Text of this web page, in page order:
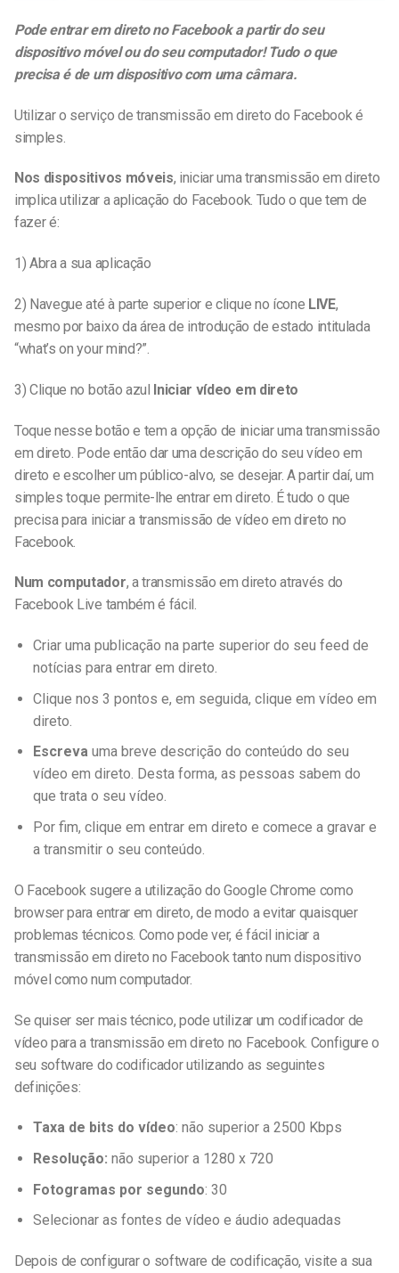
Pode entrar em direto no Facebook a partir do seu
dispositivo móvel ou do seu computador! Tudo o que
precisa é de um dispositivo com uma câmara.
Utilizar o serviço de transmissão em direto do Facebook é
simples.
Nos dispositivos móveis, iniciar uma transmissão em direto
implica utilizar a aplicação do Facebook. Tudo o que tem de
fazer é:
1) Abra a sua aplicação
2) Navegue até à parte superior e clique no ícone LIVE,
mesmo por baixo da área de introdução de estado intitulada
“what’s on your mind?”.
3) Clique no botão azul Iniciar vídeo em direto
Toque nesse botão e tem a opção de iniciar uma transmissão
em direto. Pode então dar uma descrição do seu vídeo em
direto e escolher um público-alvo, se desejar. A partir daí, um
simples toque permite-lhe entrar em direto. É tudo o que
precisa para iniciar a transmissão de vídeo em direto no
Facebook.
Num computador, a transmissão em direto através do
Facebook Live também é fácil.
Criar uma publicação na parte superior do seu feed de
notícias para entrar em direto.
Clique nos 3 pontos e, em seguida, clique em vídeo em
direto.
Escreva uma breve descrição do conteúdo do seu
vídeo em direto. Desta forma, as pessoas sabem do
que trata o seu vídeo.
Por fim, clique em entrar em direto e comece a gravar e
a transmitir o seu conteúdo.
O Facebook sugere a utilização do Google Chrome como
browser para entrar em direto, de modo a evitar quaisquer
problemas técnicos. Como pode ver, é fácil iniciar a
transmissão em direto no Facebook tanto num dispositivo
móvel como num computador.
Se quiser ser mais técnico, pode utilizar um codificador de
vídeo para a transmissão em direto no Facebook. Configure o
seu software do codificador utilizando as seguintes
definições:
Taxa de bits do vídeo: não superior a 2500 Kbps
Resolução: não superior a 1280 x 720
Fotogramas por segundo: 30
Selecionar as fontes de vídeo e áudio adequadas
Depois de configurar o software de codificação, visite a sua